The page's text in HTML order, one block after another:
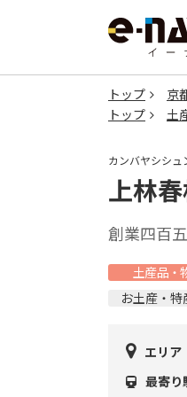
トップ 京
トップ
土
カンバヤシシュ
上林
創業四百
土産品・
お土産・特
エリア
最寄り